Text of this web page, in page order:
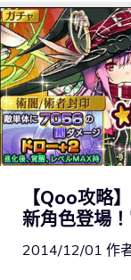
【Qoo攻略
新角色登場
2014/12/01 作